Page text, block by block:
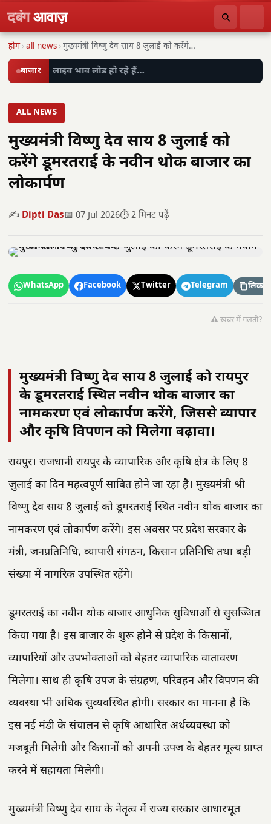
दबंगआवाज़
होम ›all news ›मुख्यमंत्री विष्णु देव साय 8 जुलाई को करेंगे…
बाज़ार लाइव भाव लोड हो रहे हैं…
ALL NEWS
मुख्यमंत्री विष्णु देव साय 8 जुलाई को
करेंगे डूमरतराई के नवीन थोक बाजार का
लोकार्पण
✍️ Dipti Das📅 07 Jul 2026⏱️ 2 मिनट पढ़ें
WhatsApp Facebook Twitter Telegram लिंक
⚠️ खबर में गलती?
मुख्यमंत्री विष्णु देव साय 8 जुलाई को रायपुर
के डूमरतराई स्थित नवीन थोक बाजार का
नामकरण एवं लोकार्पण करेंगे, जिससे व्यापार
और कृषि विपणन को मिलेगा बढ़ावा।
रायपुर। राजधानी रायपुर के व्यापारिक और कृषि क्षेत्र के लिए 8
जुलाई का दिन महत्वपूर्ण साबित होने जा रहा है। मुख्यमंत्री श्री
विष्णु देव साय 8 जुलाई को डूमरतराई स्थित नवीन थोक बाजार का
नामकरण एवं लोकार्पण करेंगे। इस अवसर पर प्रदेश सरकार के
मंत्री, जनप्रतिनिधि, व्यापारी संगठन, किसान प्रतिनिधि तथा बड़ी
संख्या में नागरिक उपस्थित रहेंगे।
डूमरतराई का नवीन थोक बाजार आधुनिक सुविधाओं से सुसज्जित
किया गया है। इस बाजार के शुरू होने से प्रदेश के किसानों,
व्यापारियों और उपभोक्ताओं को बेहतर व्यापारिक वातावरण
मिलेगा। साथ ही कृषि उपज के संग्रहण, परिवहन और विपणन की
व्यवस्था भी अधिक सुव्यवस्थित होगी। सरकार का मानना है कि
इस नई मंडी के संचालन से कृषि आधारित अर्थव्यवस्था को
मजबूती मिलेगी और किसानों को अपनी उपज के बेहतर मूल्य प्राप्त
करने में सहायता मिलेगी।
मुख्यमंत्री विष्णु देव साय के नेतृत्व में राज्य सरकार आधारभूत